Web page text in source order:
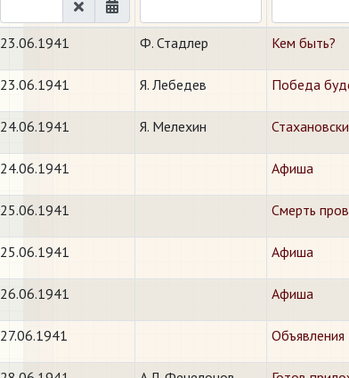
23.06.1941 Ф. Стадлер Кем быть?
23.06.1941 Я. Лебедев Победа
24.06.1941 Я. Мелехин
24.06.1941 Афиша
25.06.1941 Смерть
25.06.1941 Афиша
26.06.1941 Афиша
27.06.1941 Объявления